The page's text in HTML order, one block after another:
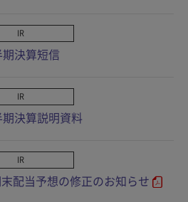
IR
決算短信
IR
決算説明資料
IR
配当予想の修正のお知らせ